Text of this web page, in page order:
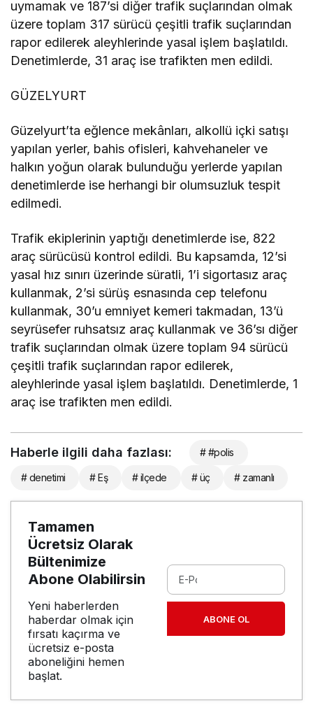
uymamak ve 187’si diğer trafik suçlarından olmak
üzere toplam 317 sürücü çeşitli trafik suçlarından
rapor edilerek aleyhlerinde yasal işlem başlatıldı.
Denetimlerde, 31 araç ise trafikten men edildi.
GÜZELYURT
Güzelyurt’ta eğlence mekânları, alkollü içki satışı
yapılan yerler, bahis ofisleri, kahvehaneler ve
halkın yoğun olarak bulunduğu yerlerde yapılan
denetimlerde ise herhangi bir olumsuzluk tespit
edilmedi.
Trafik ekiplerinin yaptığı denetimlerde ise, 822
araç sürücüsü kontrol edildi. Bu kapsamda, 12’si
yasal hız sınırı üzerinde süratli, 1’i sigortasız araç
kullanmak, 2’si sürüş esnasında cep telefonu
kullanmak, 30’u emniyet kemeri takmadan, 13’ü
seyrüsefer ruhsatsız araç kullanmak ve 36’sı diğer
trafik suçlarından olmak üzere toplam 94 sürücü
çeşitli trafik suçlarından rapor edilerek,
aleyhlerinde yasal işlem başlatıldı. Denetimlerde, 1
araç ise trafikten men edildi.
Haberle ilgili daha fazlası: # #polis
# denetimi # Eş # ilçede # üç # zamanlı
Tamamen
Ücretsiz Olarak
Bültenimize
Abone Olabilirsin
Yeni haberlerden
haberdar olmak için
fırsatı kaçırma ve
ücretsiz e-posta
aboneliğini hemen
başlat.
ABONE OL